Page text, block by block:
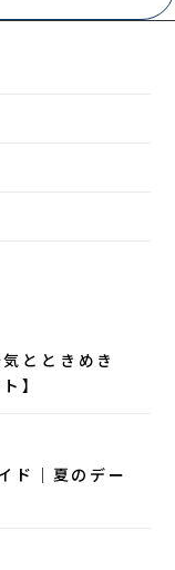
とときめき
】
ド｜夏のデー